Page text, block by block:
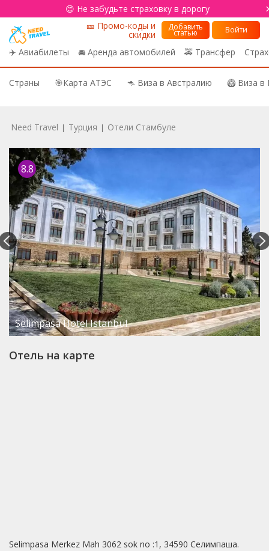
😊 Не забудьте страховку в дорогу
✈️ Авиабилеты 🚘 Аренда автомобилей 🚕 Трансфер
🎫 Промо-коды и
скидки
Добавить
статью Войти
Страны 🎯Карта АТЭС 🦘 Виза в Австралию 🥝 Виза
Need Travel | Турция | Отели Стамбуле
8.8
Selimpasa Hotel Istanbul
Отель на карте
Selimpasa Merkez Mah 3062 sok no :1, 34590 Селимпаша.